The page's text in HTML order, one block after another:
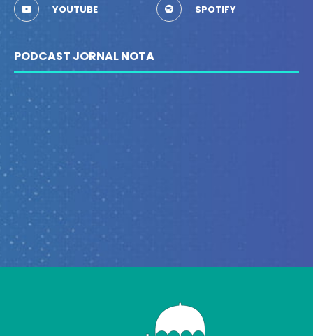
YOUTUBE SPOTIFY
PODCAST JORNAL NOTA